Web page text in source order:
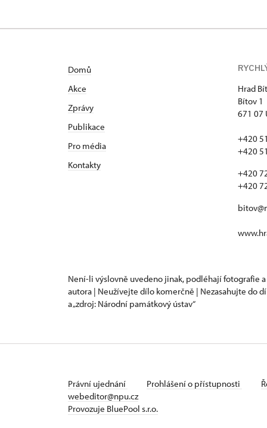
Domů
Akce
Zprávy
Publikace
Pro média
Kontakty
Hrad
Bítov 1
671 07
+420
+420
+420
+420
Není-li výslovně uvedeno jinak, podléhají fotografie
autora | Neužívejte dílo komerčně | Nezasahujte do
a „zdroj: Národní památkový ústav“
Právní ujednání Prohlášení o přístupnosti
webeditor@npu.cz
Provozuje BluePool s.r.o.